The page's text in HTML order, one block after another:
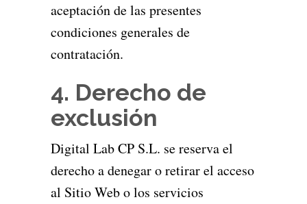
aceptación de las presentes
condiciones generales de
contratación.
4. Derecho de
exclusión
Digital Lab CP S.L. se reserva el
derecho a denegar o retirar el acceso
al Sitio Web o los servicios